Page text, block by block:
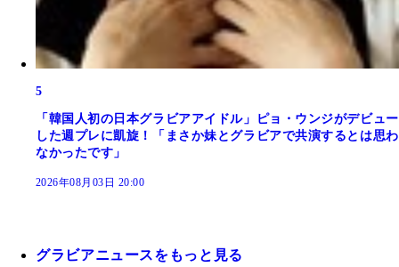
5
「韓国人初の日本グラビアアイドル」ピョ・ウンジがデビュー
した週プレに凱旋！「まさか妹とグラビアで共演するとは思わ
なかったです」
2026年08月03日 20:00
グラビアニュースをもっと見る